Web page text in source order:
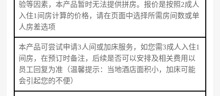
验等因素，本产品暂时无法提供拼房。报价是按照2成人
入住1间房计算的价格，请在页面中选择所需房间数或单
人房差选项
本产品可尝试申请3人间或加床服务，如您需3成人入住1
间房，在预订时备注，后续是否可以安排及相关费用以
员工回复为准（温馨提示：当地酒店面积小，加床可能
会引起您的不便）